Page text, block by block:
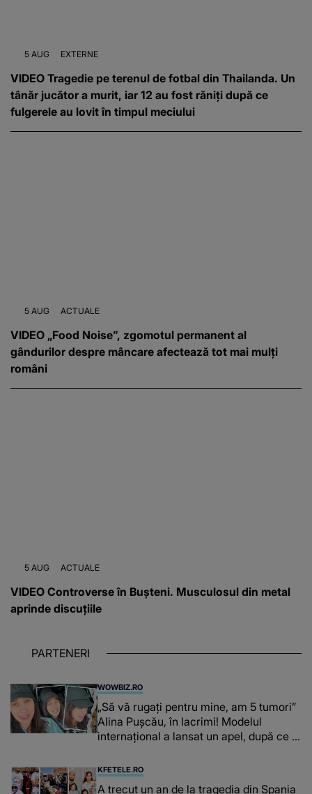
5 AUG EXTERNE
VIDEO Tragedie pe terenul de fotbal din Thailanda. Un
tânăr jucător a murit, iar 12 au fost răniți după ce
fulgerele au lovit în timpul meciului
5 AUG ACTUALE
VIDEO „Food Noise”, zgomotul permanent al
gândurilor despre mâncare afectează tot mai mulți
români
5 AUG ACTUALE
VIDEO Controverse în Bușteni. Musculosul din metal
aprinde discuțiile
PARTENERI
WOWBIZ.RO
„Să vă rugați pentru mine, am 5 tumori”
Alina Pușcău, în lacrimi! Modelul
internațional a lansat un apel, după ce a
KFETELE.RO
A trecut un an de la tragedia din Spania